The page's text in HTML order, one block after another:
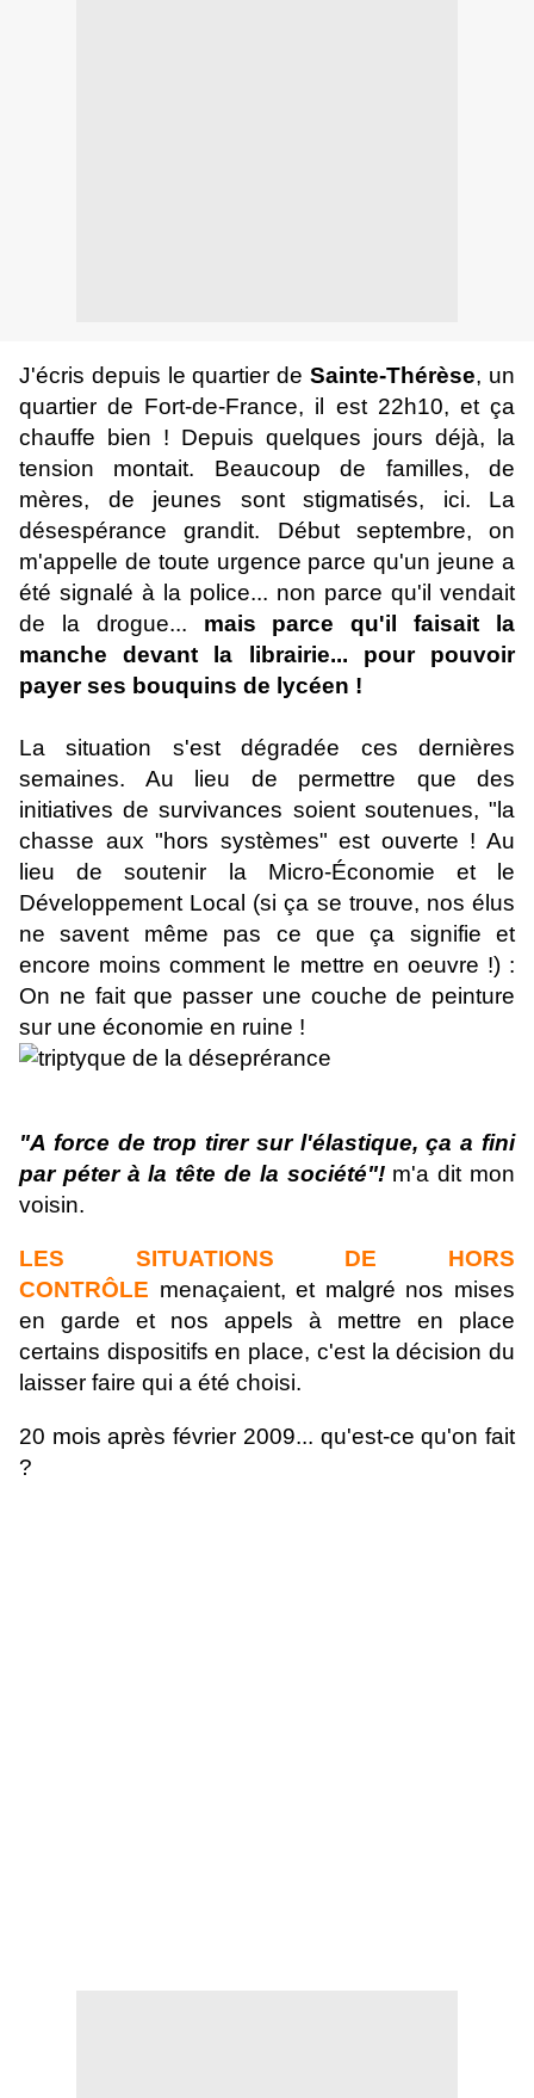
J'écris depuis le quartier deSainte-Thérèse, un
quartier de Fort-de-France, il est 22h10, et ça
chauffe bien ! Depuis quelques jours déjà, la
tension montait. Beaucoup de familles, de
mères, de jeunes sont stigmatisés, ici. La
désespérance grandit. Début septembre, on
m'appelle de toute urgence parce qu'un jeune a
été signalé à la police... non parce qu'il vendait
de la drogue... mais parce qu'il faisait la
manche devant la librairie... pour pouvoir
payer ses bouquins de lycéen !
La situation s'est dégradée ces dernières
semaines. Au lieu de permettre que des
initiatives de survivances soient soutenues, "la
chasse aux "hors systèmes" est ouverte ! Au
lieu de soutenir la Micro-Économie et le
Développement Local (si ça se trouve, nos élus
ne savent même pas ce que ça signifie et
encore moins comment le mettre en oeuvre !) :
On ne fait que passer une couche de peinture
sur une économie en ruine !
"A force de trop tirer sur l'élastique, ça a fini
par péter à la tête de la société"!m'a dit mon
voisin.
LES SITUATIONS DE HORS
CONTRÔLE menaçaient, et malgré nos mises
en garde et nos appels à mettre en place
certains dispositifs en place, c'est la décision du
laisser faire qui a été choisi.
20 mois après février 2009... qu'est-ce qu'on fait
?